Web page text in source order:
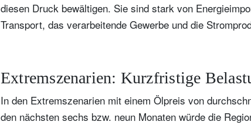
diesen Druck bewältigen. Sie sind stark von
Transport, das verarbeitende Gewerbe und die
Extremszenarien: Kurzfristige
In den Extremszenarien mit einem Ölpreis von
den nächsten sechs bzw. neun Monaten würde die
Select an Option
Wohnsitzland
Datenschutzerklärung verwendet.